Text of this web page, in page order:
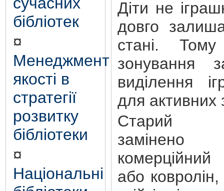
бібліотек
¤
Менеджмент
якості в
стратегії
розвитку
бібліотеки
¤
Національні
Діти не
довго
стані.
зонування
виділення
для
Старий
комерційний
або ковролін,